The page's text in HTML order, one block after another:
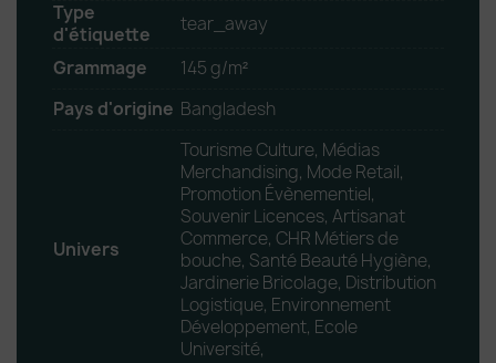
Type
d'étiquette
tear_away
Grammage
145 g/m²
Pays d'origine Bangladesh
Univers
Tourisme Culture, Médias
Merchandising, Mode Retail,
Promotion Évènementiel,
Souvenir Licences, Artisanat
Commerce, CHR Métiers de
bouche, Santé Beauté Hygiène,
Jardinerie Bricolage, Distribution
Logistique, Environnement
Développement, Ecole
Université,